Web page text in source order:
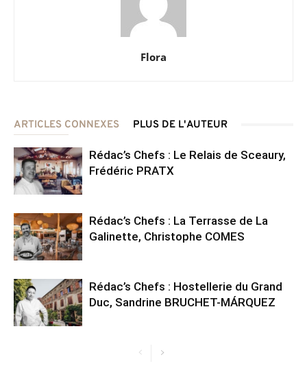
Flora
ARTICLES CONNEXES PLUS DE L'AUTEUR
Rédac’s Chefs : Le Relais de Sceaury,
Frédéric PRATX
Rédac’s Chefs : La Terrasse de La
Galinette, Christophe COMES
Rédac’s Chefs : Hostellerie du Grand
Duc, Sandrine BRUCHET-MÁRQUEZ